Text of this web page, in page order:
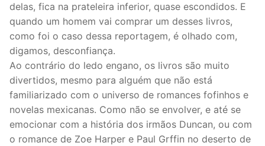
delas, fica na prateleira inferior, quase escondidos. E
quando um homem vai comprar um desses livros,
como foi o caso dessa reportagem, é olhado com,
digamos, desconfiança.
Ao contrário do ledo engano, os livros são muito
divertidos, mesmo para alguém que não está
familiarizado com o universo de romances fofinhos e
novelas mexicanas. Como não se envolver, e até se
emocionar com a história dos irmãos Duncan, ou com
o romance de Zoe Harper e Paul Grffin no deserto de